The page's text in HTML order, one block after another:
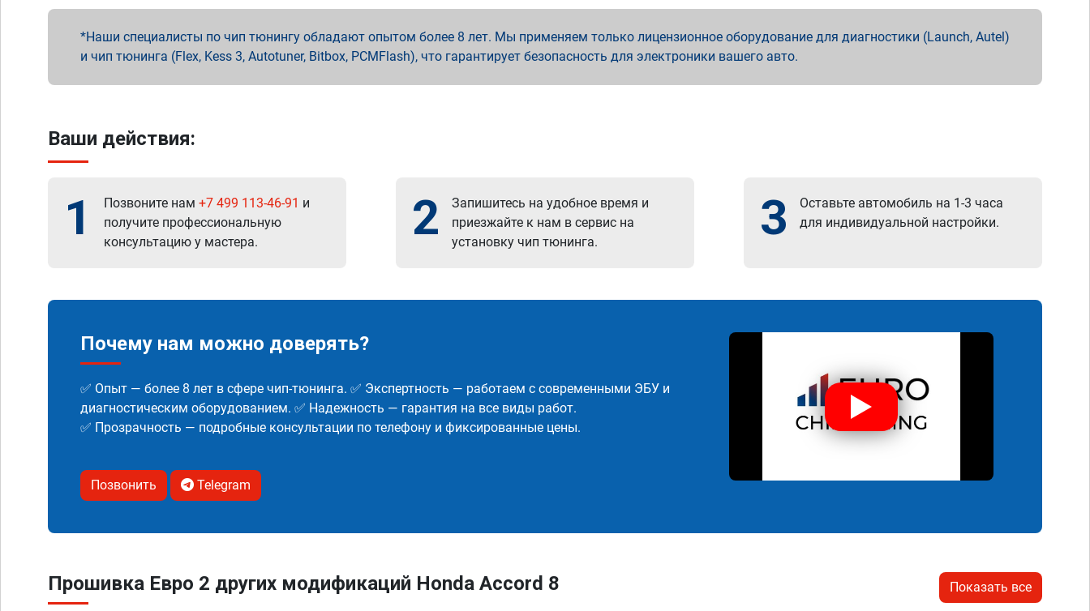
Наши специалисты по чип тюнингу обладают опытом более 8 лет. Мы применяем только лицензионное оборудование для диагностики (Launch, Autel)
и чип тюнинга (Flex, Kess 3, Autotuner, Bitbox, PCMFlash), что гарантирует безопасность для электроники вашего авто.
Ваши действия:
1 Позвоните нам +7 499 113-46-91 и
получите профессиональную
консультацию у мастера.
2
Запишитесь на удобное время и
приезжайте к нам в сервис на
установку чип тюнинга.
3
Оставьте автомобиль на 1-3 часа
для индивидуальной настройки.
Почему нам можно доверять?
✅ Опыт — более 8 лет в сфере чип-тюнинга. ✅ Экспертность — работаем с современными ЭБУ и
диагностическим оборудованием. ✅ Надежность — гарантия на все виды работ.
✅ Прозрачность — подробные консультации по телефону и фиксированные цены.
Позвонить Telegram
Прошивка Евро 2 других модификаций Honda Accord 8 Показать все